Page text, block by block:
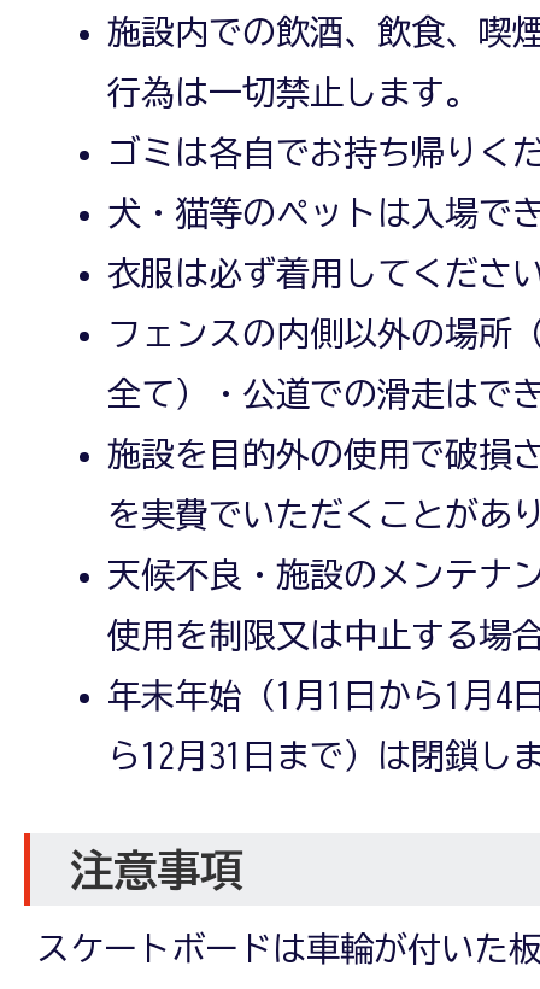
施設内での飲酒、飲食、喫
行為は一切禁止します。
ゴミは各自でお持ち帰りく
犬・猫等のペットは入場で
衣服は必ず着用してくださ
フェンスの内側以外の場所
全て）・公道での滑走はで
施設を目的外の使用で破損
を実費でいただくことがあ
天候不良・施設のメンテナ
使用を制限又は中止する場
年末年始（1月1日から1月4
ら12月31日まで）は閉鎖し
注意事項
スケートボードは車輪が付いた